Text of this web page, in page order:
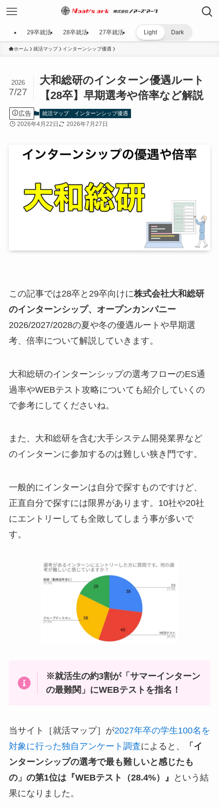
29卒就活 28卒就活 27卒就活 Light Dark
ホーム 就活マップ インターンシップ優遇
大和総研のインターン優遇ルート
【28卒】早期選考や倍率など解説
2026
7/27
広告 就活マップ インターンシップ優遇
2026年4月22日 2026年7月27日
この記事では28卒と29卒向けに株式会社大和総研
のインターンシップ、オープンカンパニー
2026/2027/2028の夏や冬の優遇ルートや早期選
考、倍率について解説していきます。
大和総研のインターンシップの選考フローのES通
過率やWEBテスト攻略についても紹介していくの
で参考にしてくださいね。
また、大和総研を含む大手システム開発業界など
のインターンに参加するのは難しい狭き門です。
一般的にインターンは自分で探すものですけど、
正直自分で探すには限界があります。10社や20社
にエントリーしても全敗してしまう事が多いで
す。
※就活生の約3割が「サマーインターン
の最難関」にWEBテストを指名！
当サイト［就活マップ］が2027年卒の学生100名を
対象に行った独自アンケート調査によると、
「イ
ンターンシップの選考で最も難しいと感じたも
の」の第1位は『WEBテスト（28.4%）』
という結
果になりました。